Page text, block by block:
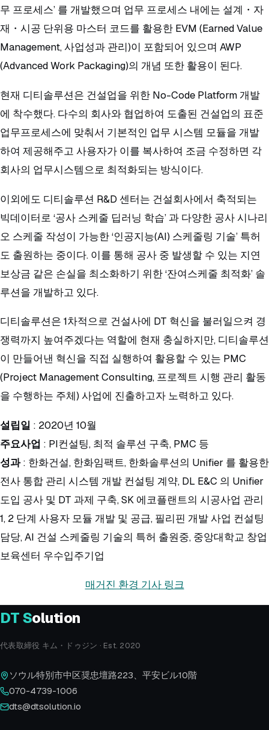
무 프로세스’ 를 개발했으며 업무 프로세스 내에는 설계・자
재・시공 단위용 마스터 코드를 활용한 EVM (Earned Value
Management, 사업성과 관리)이 포함되어 있으며 AWP
(Advanced Work Packaging)의 개념 또한 활용이 된다.
현재 디티솔루션은 건설업을 위한 No-Code Platform 개발
에 착수했다. 다수의 회사와 협업하여 도출된 건설업의 표준
업무프로세스에 맞춰서 기본적인 업무 시스템 모듈을 개발
하여 제공해주고 사용자가 이를 복사하여 조금 수정하면 각
회사의 업무시스템으로 최적화되는 방식이다.
이외에도 디티솔루션 R&D 센터는 건설회사에서 축적되는
빅데이터로 ‘공사 스케줄 딥러닝 학습’ 과 다양한 공사 시나리
오 스케줄 작성이 가능한 ‘인공지능(AI) 스케줄링 기술’ 특허
도 출원하는 중이다. 이를 통해 공사 중 발생할 수 있는 지연
보상금 같은 손실을 최소화하기 위한 ‘잔여스케줄 최적화’ 솔
루션을 개발하고 있다.
디티솔루션은 1차적으로 건설사에 DT 혁신을 불러일으켜 경
쟁력까지 높여주겠다는 역할에 현재 충실하지만, 디티솔루션
이 만들어낸 혁신을 직접 실행하여 활용할 수 있는 PMC
(Project Management Consulting, 프로젝트 시행 관리 활동
을 수행하는 주체) 사업에 진출하고자 노력하고 있다.
설립일 : 2020년 10월
주요사업 : PI컨설팅, 최적 솔루션 구축, PMC 등
성과: 한화건설, 한화임팩트, 한화솔루션의 Unifier 를 활용한
전사 통합 관리 시스템 개발 컨설팅 계약, DL E&C 의 Unifier
도입 공사 및 DT 과제 구축, SK 에코플랜트의 시공사업 관리
1, 2 단계 사용자 모듈 개발 및 공급, 필리핀 개발 사업 컨설팅
담당, AI 건설 스케줄링 기술의 특허 출원중, 중앙대학교 창업
보육센터 우수입주기업
매거진 환경 기사 링크
DTSolution
代表取締役 キム・ドゥジン · Est. 2020
ソウル特別市中区奨忠壇路223、平安ビル10階
070-4739-1006
dts@dtsolution.io